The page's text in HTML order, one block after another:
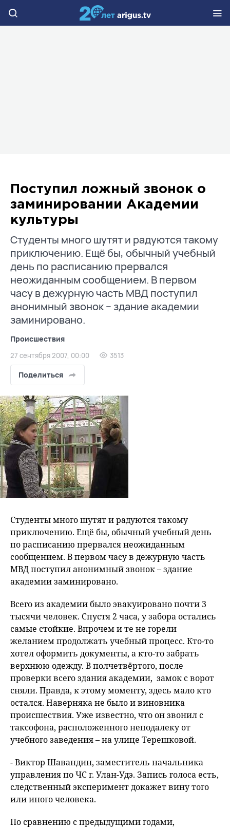
Поступил ложный звонок о
заминировании Академии
культуры
Студенты много шутят и радуются такому
приключению. Ещё бы, обычный учебный
день по расписанию прервался
неожиданным сообщением. В первом
часу в дежурную часть МВД поступил
анонимный звонок – здание академии
заминировано.
Происшествия
27 сентября 2007, 00:00 3513
Поделиться
Студенты много шутят и радуются такому
приключению. Ещё бы, обычный учебный день
по расписанию прервался неожиданным
сообщением. В первом часу в дежурную часть
МВД поступил анонимный звонок – здание
академии заминировано.
Всего из академии было эвакуировано почти 3
тысячи человек. Спустя 2 часа, у забора остались
самые стойкие. Впрочем и те не горели
желанием продолжать учебный процесс. Кто-то
хотел оформить документы, а кто-то забрать
верхнюю одежду. В полчетвёртого, после
проверки всего здания академии, замок с ворот
сняли. Правда, к этому моменту, здесь мало кто
остался. Наверняка не было и виновника
происшествия. Уже известно, что он звонил с
таксофона, расположенного неподалеку от
учебного заведения – на улице Терешковой.
- Виктор Шавандин, заместитель начальника
управления по ЧС г. Улан-Удэ. Запись голоса есть,
следственный эксперимент докажет вину того
или иного человека.
По сравнению с предыдущими годами,